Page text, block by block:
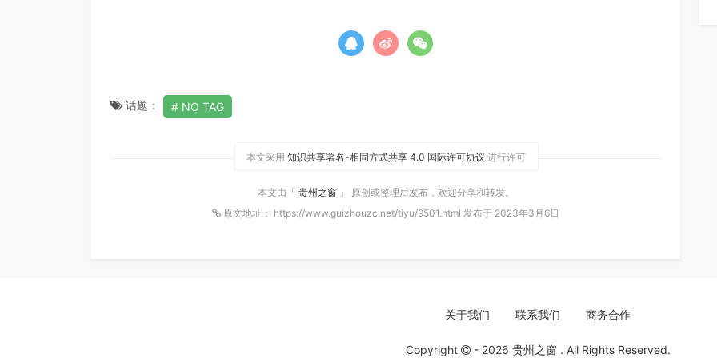
话题： NO TAG
本文采用 知识共享署名-相同方式共享 4.0 国际许可协议 进行许可
本文由「 贵州之窗 」 原创或整理后发布，欢迎分享和转发。
原文地址： https://www.guizhouzc.net/tiyu/9501.html 发布于 2023年3月6日
关于我们 联系我们 商务合作
Copyright - 2026 贵州之窗 . All Rights Reserved.